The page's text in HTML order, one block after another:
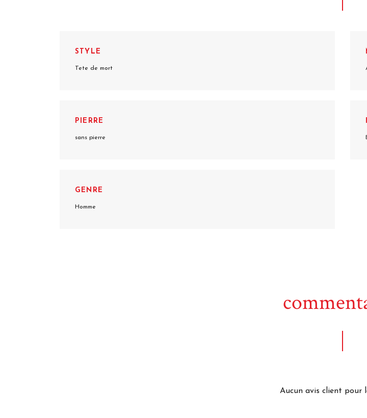
STYLE
Tete de mort
PIERRE
sans pierre
GENRE
Homme
Aucun avis client pour